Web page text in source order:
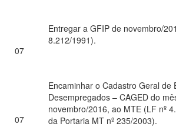
07
Entregar a GFIP de novembro/
8.212/1991).
07
Encaminhar o Cadastro Geral de
Desempregados – CAGED do
novembro/2016, ao MTE (LF nº
da Portaria MT nº 235/2003).